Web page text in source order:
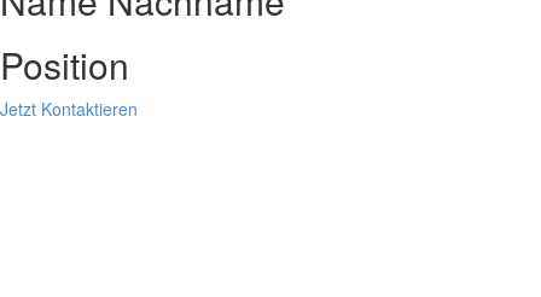
Position
Jetzt Kontaktieren